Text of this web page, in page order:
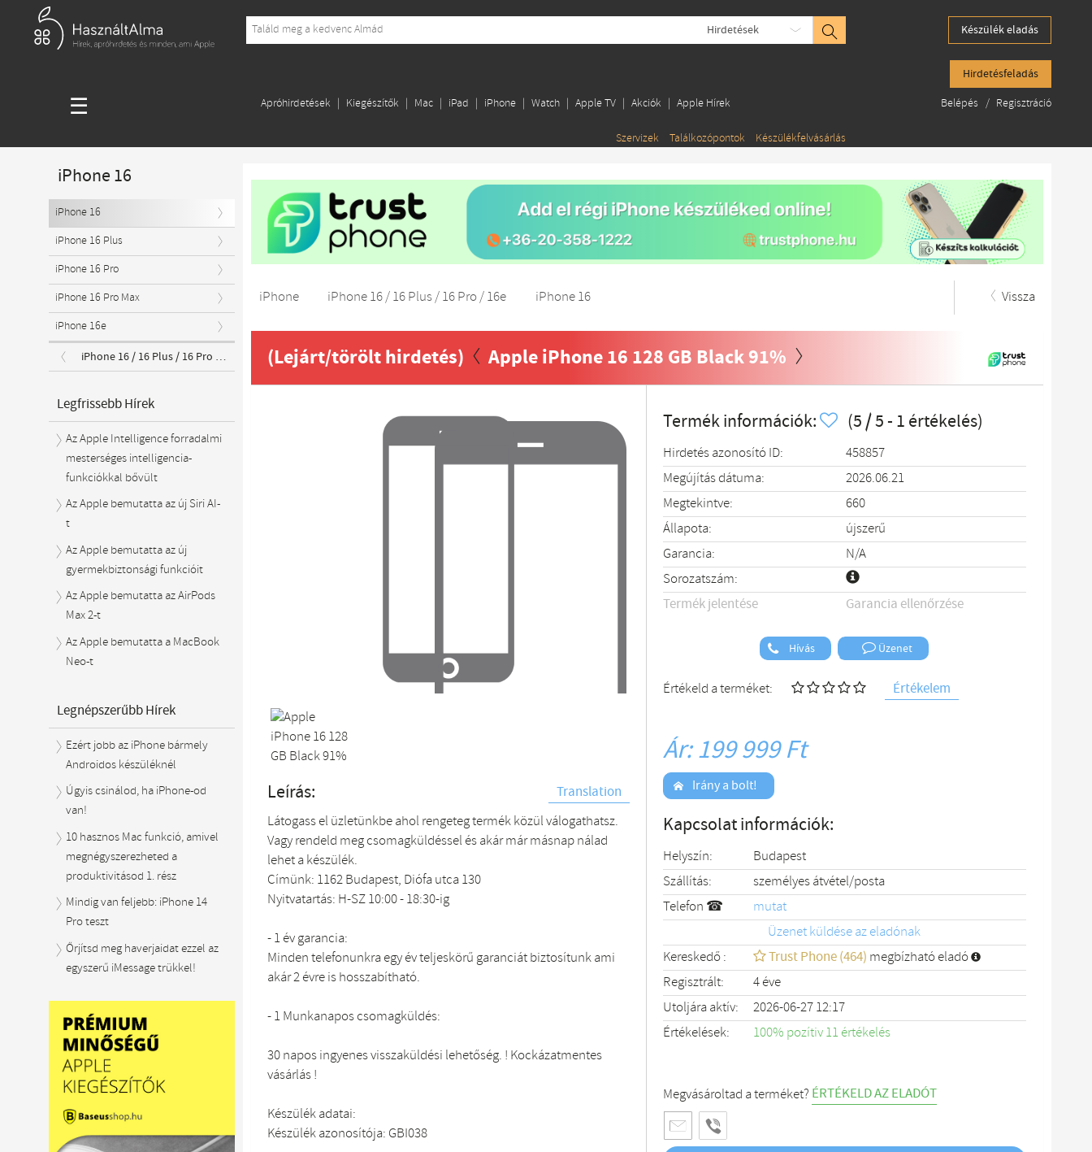
Hirdetések Készülék eladás
Hirdetésfeladás
☰ Apróhirdetések Kiegészítők Mac iPad iPhone Watch Apple TV Akciók Apple Hírek
Szervizek Találkozópontok Készülékfelvásárlás
Belépés / Regisztráció
iPhone iPhone 16 / 16 Plus / 16 Pro / 16e iPhone 16 Vissza
(Lejárt/törölt hirdetés) Apple iPhone 16 128 GB Black 91%
Leírás:
Translation
Látogass el üzletünkbe ahol rengeteg termék közül válogathatsz.
Vagy rendeld meg csomagküldéssel és akár már másnap nálad
lehet a készülék.
Címünk: 1162 Budapest, Diófa utca 130
Nyitvatartás: H-SZ 10:00 - 18:30-ig
- 1 év garancia:
Minden telefonunkra egy év teljeskörű garanciát biztosítunk ami
akár 2 évre is hosszabítható.
- 1 Munkanapos csomagküldés:
30 napos ingyenes visszaküldési lehetőség. ! Kockázatmentes
vásárlás !
Készülék adatai:
Készülék azonosítója: GBI038
Termék információk: (5 / 5 - 1 értékelés)
Hirdetés azonosító ID:
458857
Megújítás dátuma:
2026.06.21
Megtekintve:
660
Állapota:
újszerű
Garancia:
N/A
Sorozatszám:
Termék jelentése
Garancia ellenőrzése
Hívás Üzenet
Értékeld a terméket: Értékelem
Ár: 199 999 Ft
Irány a bolt!
Kapcsolat információk:
Helyszín:
Budapest
Szállítás:
személyes átvétel/posta
Telefon ☎
mutat
Üzenet küldése az eladónak
Kereskedő :
Trust Phone (464) megbízható eladó
Regisztrált:
4 éve
Utoljára aktív:
2026-06-27 12:17
Értékelések:
100% pozítiv 11 értékelés
Megvásároltad a terméket? ÉRTÉKELD AZ ELADÓT
iPhone 16
iPhone 16
iPhone 16 Plus
iPhone 16 Pro
iPhone 16 Pro Max
iPhone 16e
iPhone 16 / 16 Plus / 16 Pro / 16e
Legfrissebb Hírek
Az Apple Intelligence forradalmi
mesterséges intelligencia-
funkciókkal bővült
Az Apple bemutatta az új Siri AI-
t
Az Apple bemutatta az új
gyermekbiztonsági funkcióit
Az Apple bemutatta az AirPods
Max 2-t
Az Apple bemutatta a MacBook
Neo-t
Legnépszerűbb Hírek
Ezért jobb az iPhone bármely
Androidos készüléknél
Úgyis csinálod, ha iPhone-od
van!
10 hasznos Mac funkció, amivel
megnégyszerezheted a
produktivitásod 1. rész
Mindig van feljebb: iPhone 14
Pro teszt
Őrjítsd meg haverjaidat ezzel az
egyszerű iMessage trükkel!